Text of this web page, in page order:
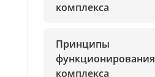
комплекса
Принципы
функционирования
комплекса